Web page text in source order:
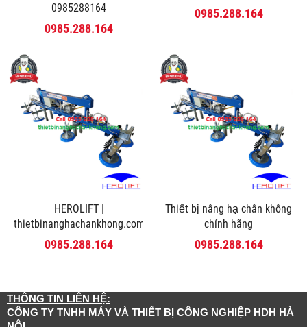
0985288164
0985.288.164
0985.288.164
HEROLIFT |
thietbinanghachankhong.com
0985.288.164
Thiết bị nâng hạ chân không
chính hãng
0985.288.164
THÔNG TIN LIÊN HỆ:
CÔNG TY TNHH MÁY VÀ THIẾT BỊ CÔNG NGHIỆP HDH HÀ